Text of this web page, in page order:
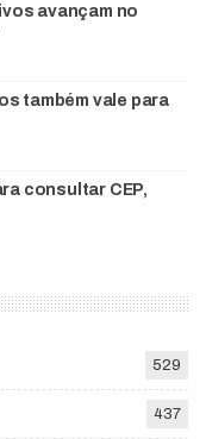
avançam no
também vale para
consultar CEP,
529
437